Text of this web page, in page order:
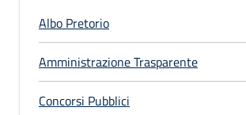
Albo Pretorio
Amministrazione Trasparente
Concorsi Pubblici